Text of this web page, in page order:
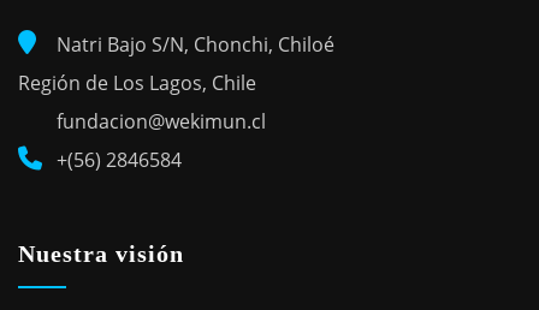
Natri Bajo S/N, Chonchi, Chiloé
Región de Los Lagos, Chile
fundacion@wekimun.cl
+(56) 2846584
Nuestra visión